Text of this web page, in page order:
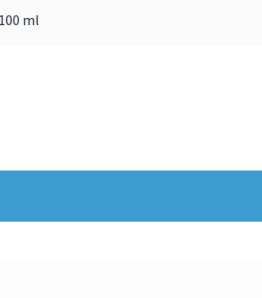
100 ml